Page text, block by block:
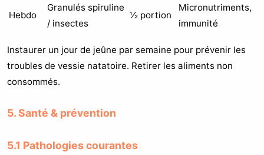
Hebdo
Granulés spiruline
/ insectes
½ portion
Micronutriments,
immunité
Instaurer un jour de jeûne par semaine pour prévenir les
troubles de vessie natatoire. Retirer les aliments non
consommés.
5. Santé & prévention
5.1 Pathologies courantes